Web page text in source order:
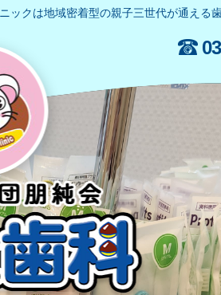
ックは地域密着型の親子三世代が通える